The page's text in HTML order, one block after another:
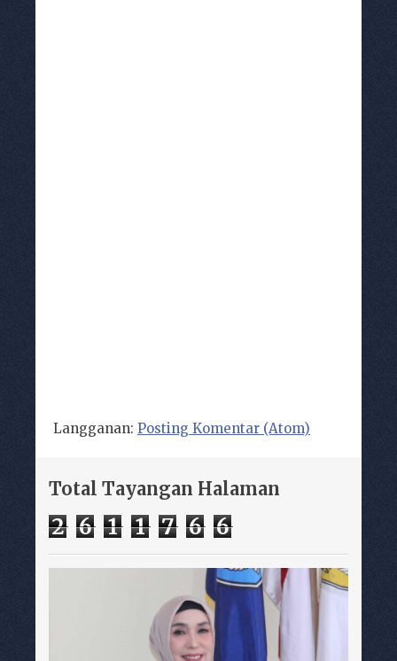
Langganan: Posting Komentar (Atom)
Total Tayangan Halaman
2 6 1 1 7 6 6